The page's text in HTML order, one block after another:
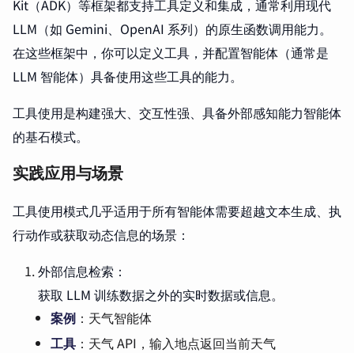
Kit（ADK）等框架都支持工具定义和集成，通常利用现代
LLM（如 Gemini、OpenAI 系列）的原生函数调用能力。
在这些框架中，你可以定义工具，并配置智能体（通常是
LLM 智能体）具备使用这些工具的能力。
工具使用是构建强大、交互性强、具备外部感知能力智能体
的基石模式。
实践应用与场景
工具使用模式几乎适用于所有智能体需要超越文本生成、执
行动作或获取动态信息的场景：
外部信息检索：
获取 LLM 训练数据之外的实时数据或信息。
案例 ：天气智能体
工具 ：天气 API，输入地点返回当前天气